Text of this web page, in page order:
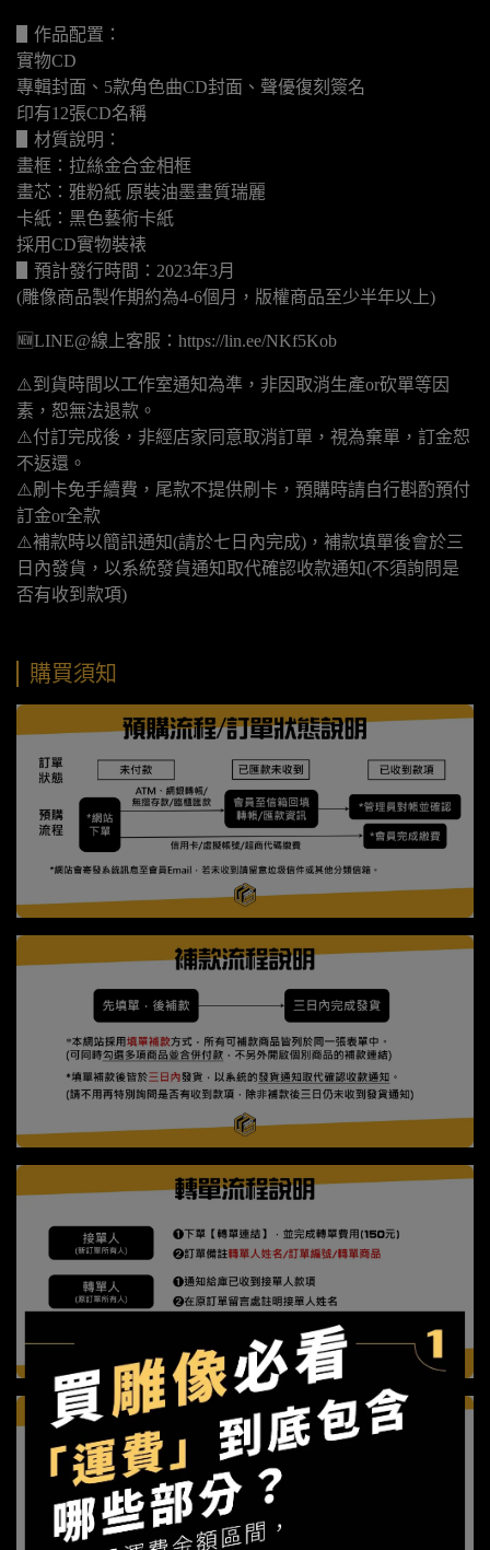
▋作品配置：
實物CD
專輯封面、5款角色曲CD封面、聲優復刻簽名
印有12張CD名稱
▋材質說明：
畫框：拉絲金合金相框
畫芯：雅粉紙 原裝油墨畫質瑞麗
卡紙：黑色藝術卡紙
採用CD實物裝裱
▋預計發行時間：2023年3月
(雕像商品製作期約為4-6個月，版權商品至少半年以上)
🆕LINE@線上客服：https://lin.ee/NKf5Kob
⚠️到貨時間以工作室通知為準，非因取消生產or砍單等因
素，恕無法退款。
⚠️付訂完成後，非經店家同意取消訂單，視為棄單，訂金恕
不返還。
⚠️刷卡免手續費，尾款不提供刷卡，預購時請自行斟酌預付
訂金or全款
⚠️補款時以簡訊通知(請於七日內完成)，補款填單後會於三
日內發貨，以系統發貨通知取代確認收款通知(不須詢問是
否有收到款項)
購買須知